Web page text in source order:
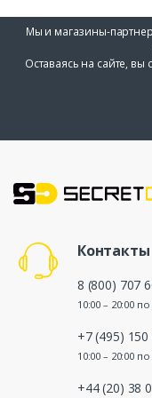
Мы и магазины-
Оставаясь на сайте, вы
Контакты
8 (800) 707
10:00 – 20:00
+7 (495) 150
10:00 – 20:00
+44 (20) 38